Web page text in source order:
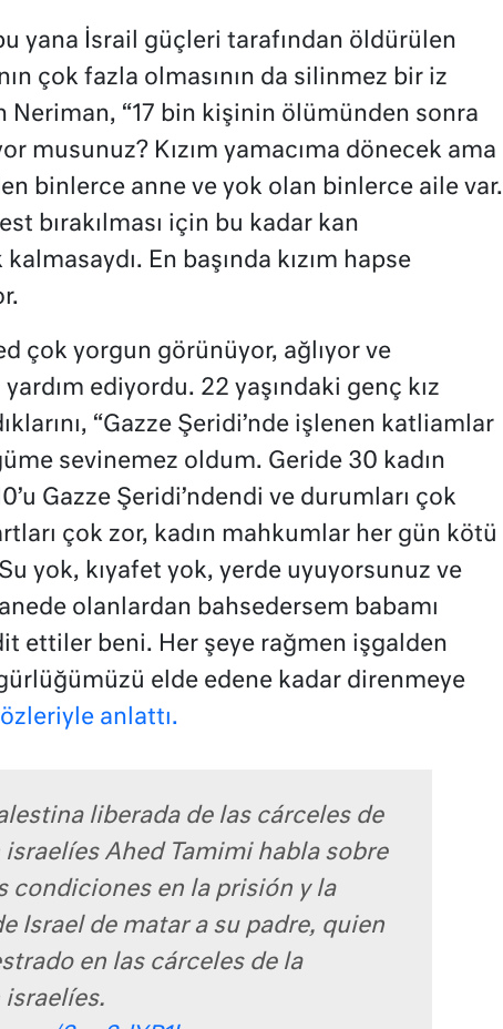
yana İsrail güçleri tarafından öldürülen
çok fazla olmasının da silinmez bir iz
Neriman, “17 bin kişinin ölümünden sonra
musunuz? Kızım yamacıma dönecek ama
binlerce anne ve yok olan binlerce aile var.
bırakılması için bu kadar kan
En başında kızım hapse
çok yorgun görünüyor, ağlıyor ve
ediyordu. 22 yaşındaki genç kız
“Gazze Şeridi’nde işlenen katliamlar
sevinemez oldum. Geride 30 kadın
Gazze Şeridi’ndendi ve durumları çok
çok zor, kadın mahkumlar her gün kötü
yok, kıyafet yok, yerde uyuyorsunuz ve
olanlardan bahsedersem babamı
ettiler beni. Her şeye rağmen işgalden
elde edene kadar direnmeye
anlattı.
liberada de las cárceles de
Ahed Tamimi habla sobre
condiciones en la prisión y la
Israel de matar a su padre, quien
en las cárceles de la